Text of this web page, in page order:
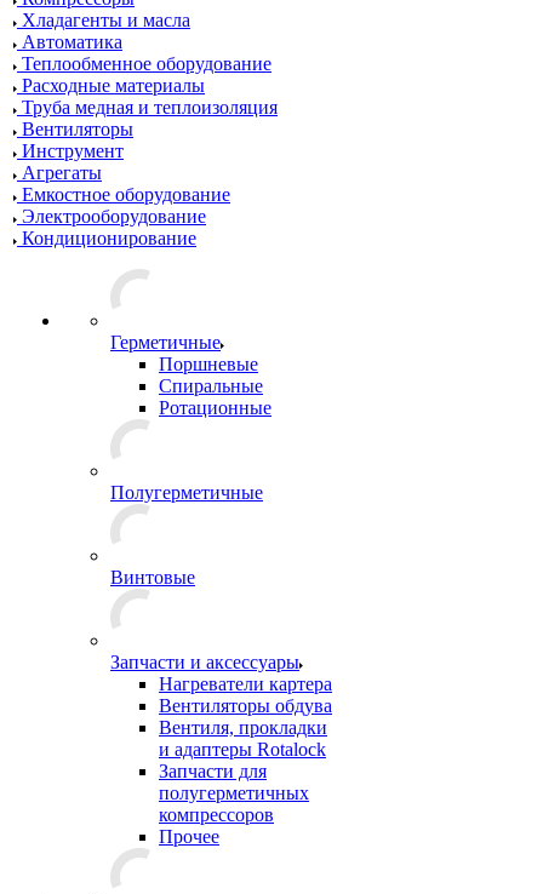
Хладагенты и масла
Автоматика
Теплообменное оборудование
Расходные материалы
Труба медная и теплоизоляция
Вентиляторы
Инструмент
Агрегаты
Емкостное оборудование
Электрооборудование
Кондиционирование
Герметичные
Поршневые
Спиральные
Ротационные
Полугерметичные
Винтовые
Запчасти и аксессуары
Нагреватели картера
Вентиляторы обдува
Вентиля, прокладки
и адаптеры Rotalock
Запчасти для
полугерметичных
компрессоров
Прочее